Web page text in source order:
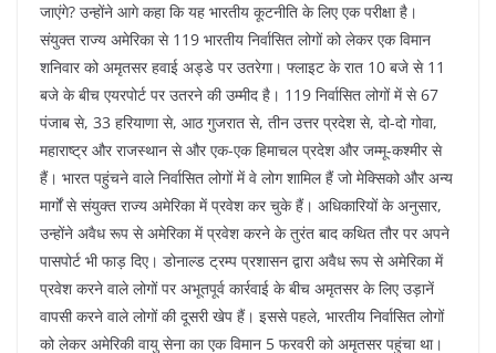
जाएंगे? उन्होंने आगे कहा कि यह भारतीय कूटनीति के लिए एक परीक्षा है।
संयुक्त राज्य अमेरिका से 119 भारतीय निर्वासित लोगों को लेकर एक विमान
शनिवार को अमृतसर हवाई अड्डे पर उतरेगा। फ्लाइट के रात 10 बजे से 11
बजे के बीच एयरपोर्ट पर उतरने की उम्मीद है। 119 निर्वासित लोगों में से 67
पंजाब से, 33 हरियाणा से, आठ गुजरात से, तीन उत्तर प्रदेश से, दो-दो गोवा,
महाराष्ट्र और राजस्थान से और एक-एक हिमाचल प्रदेश और जम्मू-कश्मीर से
हैं। भारत पहुंचने वाले निर्वासित लोगों में वे लोग शामिल हैं जो मेक्सिको और अन्य
मार्गों से संयुक्त राज्य अमेरिका में प्रवेश कर चुके हैं। अधिकारियों के अनुसार,
उन्होंने अवैध रूप से अमेरिका में प्रवेश करने के तुरंत बाद कथित तौर पर अपने
पासपोर्ट भी फाड़ दिए। डोनाल्ड ट्रम्प प्रशासन द्वारा अवैध रूप से अमेरिका में
प्रवेश करने वाले लोगों पर अभूतपूर्व कार्रवाई के बीच अमृतसर के लिए उड़ानें
वापसी करने वाले लोगों की दूसरी खेप हैं। इससे पहले, भारतीय निर्वासित लोगों
को लेकर अमेरिकी वायु सेना का एक विमान 5 फरवरी को अमृतसर पहुंचा था।